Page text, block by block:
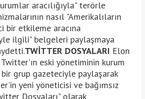
aracılığıyla" terörle
nasıl "Amerikalıların
bir etkileme aracına
ilgili" belgeleri paylaşmaya
TWİTTER DOSYALARI Elon
eski yönetiminin kurum
bir grup gazeteciyle paylaşarak
yeni yöneticisi ve bağımsız
Dosyaları" olarak